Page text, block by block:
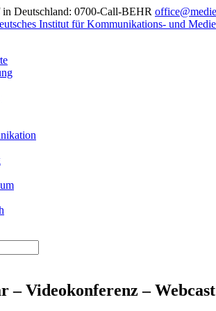
Deutschland: 0700-Call-BEHR
– Videokonferenz – Webcast